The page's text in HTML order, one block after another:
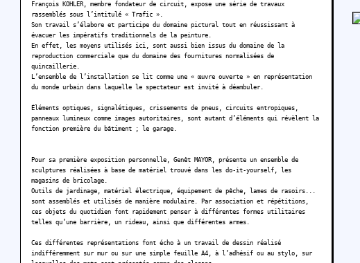
François KOHLER, membre fondateur de circuit, expose une série de travaux
rassemblés sous l’intitulé « Trafic ».
Son travail s’élabore et participe du domaine pictural tout en réussissant à
évacuer les impératifs traditionnels de la peinture.
En effet, les moyens utilisés ici, sont aussi bien issus du domaine de la
reproduction commerciale que du domaine des fournitures normalisées de
quincaillerie.
L’ensemble de l’installation se lit comme une « œuvre ouverte » en représentation
du monde urbain dans laquelle le spectateur est invité à déambuler.
Éléments optiques, signalétiques, crissements de pneus, circuits entropiques,
panneaux lumineux comme images autoritaires, sont autant d’éléments qui révèlent la
fonction première du bâtiment ; le garage.
Pour sa première exposition personnelle, Genêt MAYOR, présente un ensemble de
sculptures réalisées à base de matériel trouvé dans les do-it-yourself, les
magasins de bricolage.
Outils de jardinage, matériel électrique, équipement de pêche, lames de rasoirs...
sont assemblés et utilisés de manière modulaire. Par association et répétitions,
ces objets du quotidien font rapidement penser à différentes formes utilitaires
telles qu’une barrière, un rideau, ainsi que différentes armes.
Ces différentes représentations font écho à un travail de dessin réalisé
indifféremment sur mur ou sur une simple feuille A4, à l’adhésif ou au stylo, sur